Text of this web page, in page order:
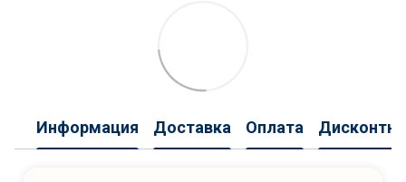
Информация Доставка Оплата